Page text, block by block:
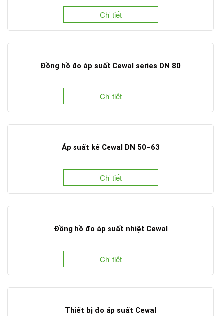
Chi tiết
Đồng hồ đo áp suất Cewal series DN 80
Chi tiết
Áp suất kế Cewal DN 50–63
Chi tiết
Đồng hồ đo áp suất nhiệt Cewal
Chi tiết
Thiết bị đo áp suất Cewal